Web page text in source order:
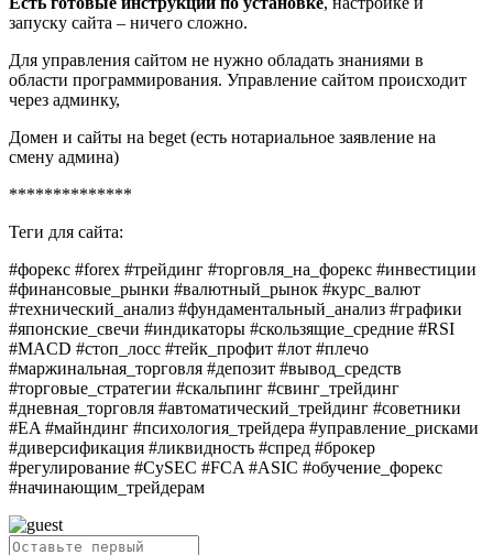
запуску сайта – ничего сложно.
Для управления сайтом не нужно обладать знаниями в
области программирования. Управление сайтом происходит
через админку,
Домен и сайты на beget (есть нотариальное заявление на
смену админа)
**************
Теги для сайта:
#форекс #forex #трейдинг #торговля_на_форекс #инвестиции
#финансовые_рынки #валютный_рынок #курс_валют
#технический_анализ #фундаментальный_анализ #графики
#японские_свечи #индикаторы #скользящие_средние #RSI
#MACD #стоп_лосс #тейк_профит #лот #плечо
#маржинальная_торговля #депозит #вывод_средств
#торговые_стратегии #скальпинг #свинг_трейдинг
#дневная_торговля #автоматический_трейдинг #советники
#EA #майндинг #психология_трейдера #управление_рисками
#диверсификация #ликвидность #спред #брокер
#регулирование #CySEC #FCA #ASIC #обучение_форекс
#начинающим_трейдерам